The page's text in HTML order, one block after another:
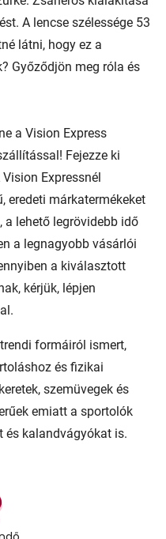
A lencse szélessége 53
látni, hogy ez a
Győződjön meg róla és
a Vision Express
Fejezze ki
Expressnél
eredeti márkatermékeket
a lehető legrövidebb idő
a legnagyobb vásárlói
a kiválasztott
kérjük, lépjen
formáiról ismert,
és fizikai
szemüvegek és
emiatt a sportolók
és kalandvágyókat is.